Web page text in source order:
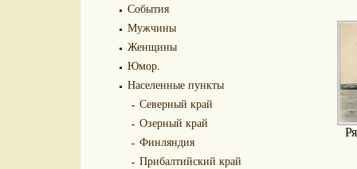
События
Мужчины
Женщины
Юмор.
Населенные пункты
Северный край
Озерный край
Финляндия
Прибалтийский край